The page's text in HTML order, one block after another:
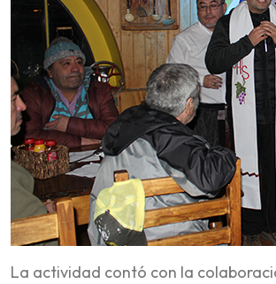
La actividad contó con la